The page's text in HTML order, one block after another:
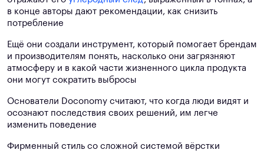
в конце авторы дают рекомендации, как снизить
потребление
Ещё они создали инструмент, который помогает брендам
и производителям понять, насколько они загрязняют
атмосферу и в какой части жизненного цикла продукта
они могут сократить выбросы
Основатели Doconomy считают, что когда люди видят и
осознают последствия своих решений, им легче
изменить поведение
Фирменный стиль со сложной системой вёрстки